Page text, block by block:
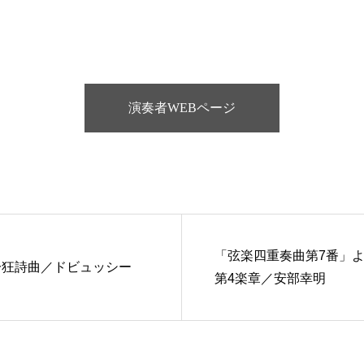
演奏者WEBページ
狂詩曲／ドビュッシー
「弦楽四重奏曲第7番」
第4楽章／安部幸明